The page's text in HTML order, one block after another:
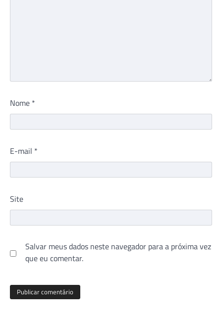
Nome *
E-mail *
Site
Salvar meus dados neste navegador para a próxima vez
que eu comentar.